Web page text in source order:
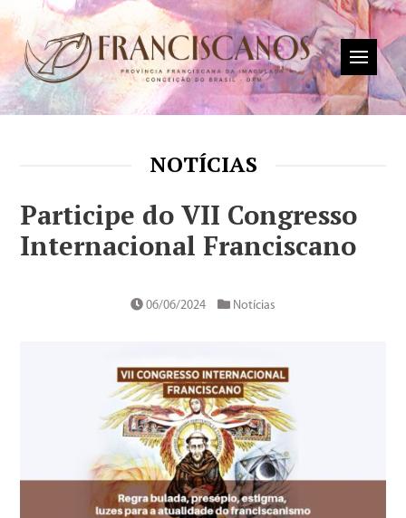
NOTÍCIAS
Participe do VII Congresso
Internacional Franciscano
06/06/2024 Notícias